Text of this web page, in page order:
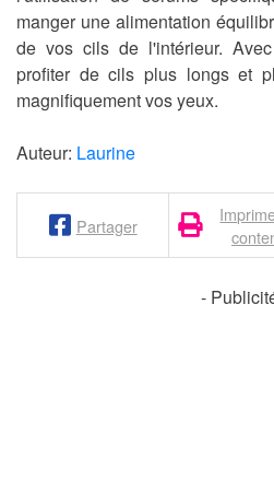
manger une alimentation
de vos cils de l'intérieur.
profiter de cils plus longs et
magnifiquement vos yeux.
Auteur: Laurine
Partager
-